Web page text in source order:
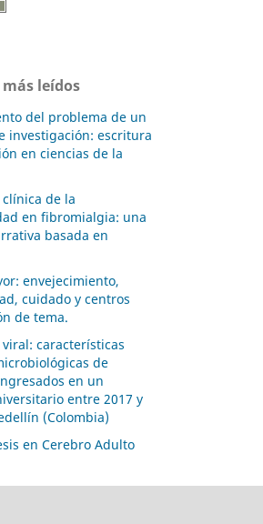
leídos
del problema de un
investigación: escritura
en ciencias de la
de la
en fibromialgia: una
basada en
envejecimiento,
cuidado y centros
de tema.
características
de
en un
entre 2017 y
(Colombia)
en Cerebro Adulto